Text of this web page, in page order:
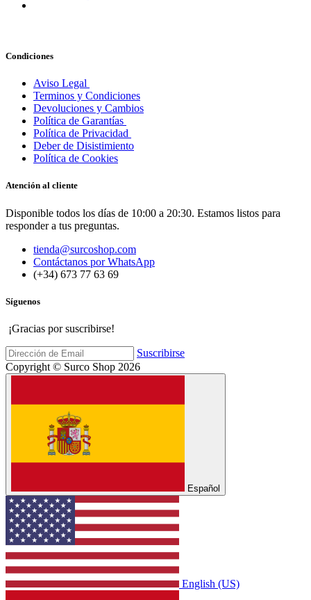
Condiciones
Aviso Legal
Terminos y Condiciones
Devoluciones y Cambios
Política de Garantías
Política de Privacidad
Deber de Disistimiento
Política de Cookies
Atención al cliente
Disponible todos los días de 10:00 a 20:30. Estamos listos para
responder a tus preguntas.
tienda@surcoshop.com
Contáctanos por WhatsApp
(+34) 673 77 63 69
Síguenos
¡Gracias por suscribirse!
Suscribirse
Copyright © Surco Shop 2026
Español
English (US)